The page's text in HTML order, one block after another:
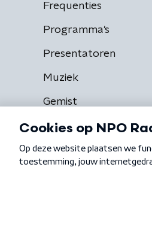
Frequenties
Programma's
Presentatoren
Muziek
Gemist
Algemene voorwaarden